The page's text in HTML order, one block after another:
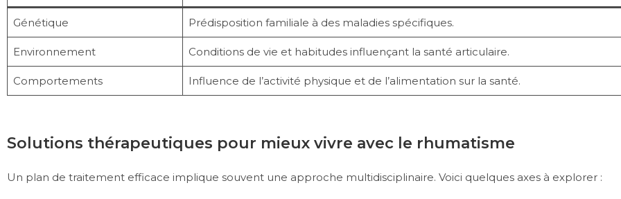
Génétique Prédisposition familiale à des maladies spécifiques.
Environnement Conditions de vie et habitudes influençant la santé articulaire.
Comportements Influence de l’activité physique et de l’alimentation sur la santé.
Solutions thérapeutiques pour mieux vivre avec le rhumatisme
Un plan de traitement efficace implique souvent une approche multidisciplinaire. Voici quelques axes à explorer :